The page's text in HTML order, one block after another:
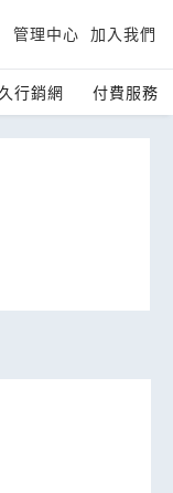
管理中心 加入我們
行銷網 付費服務